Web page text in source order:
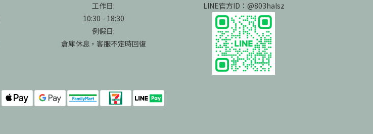
工作日:
10:30 - 18:30
例假日:
倉庫休息，客服不定時回復
LINE官方ID：@803halsz